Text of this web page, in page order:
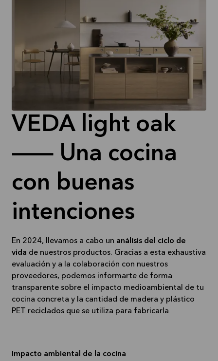
VEDA light oak
— Una cocina
con buenas
intenciones
En 2024, llevamos a cabo un análisis del ciclo de
vida de nuestros productos. Gracias a esta exhaustiva
evaluación y a la colaboración con nuestros
proveedores, podemos informarte de forma
transparente sobre el impacto medioambiental de tu
cocina concreta y la cantidad de madera y plástico
PET reciclados que se utiliza para fabricarla
Impacto ambiental de la cocina